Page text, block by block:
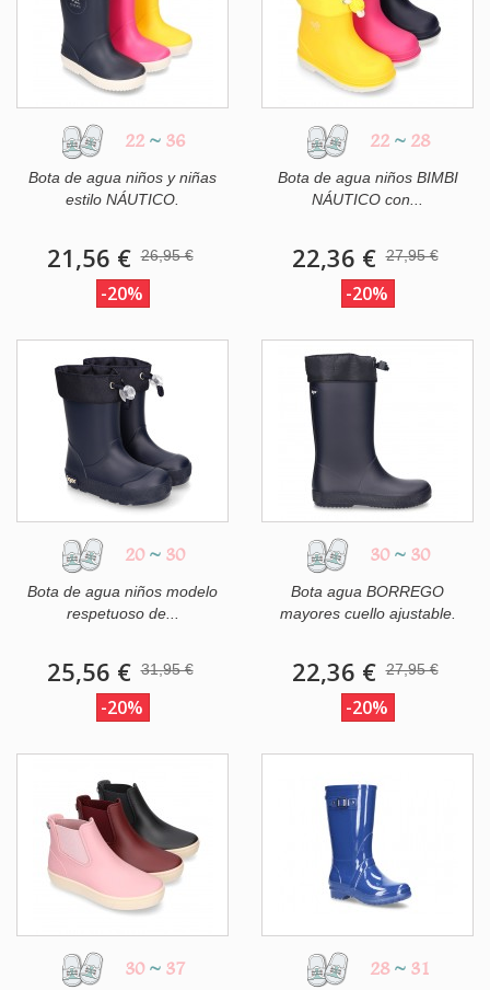
22 ~ 36
Bota de agua niños y niñas
estilo NÁUTICO.
21,56 € 26,95 €
-20%
22 ~ 28
Bota de agua niños BIMBI
NÁUTICO con...
22,36 € 27,95 €
-20%
20 ~ 30
Bota de agua niños modelo
respetuoso de...
25,56 € 31,95 €
-20%
30 ~ 30
Bota agua BORREGO
mayores cuello ajustable.
22,36 € 27,95 €
-20%
30 ~ 37 28 ~ 31